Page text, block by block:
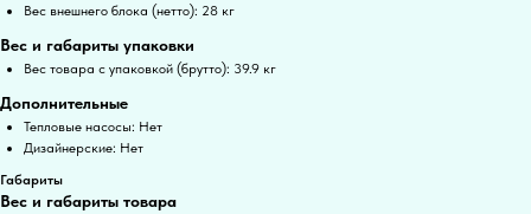
Вес внешнего блока (нетто): 28 кг
Вес и габариты упаковки
Вес товара с упаковкой (брутто): 39.9 кг
Дополнительные
Тепловые насосы: Нет
Дизайнерские: Нет
Габариты
Вес и габариты товара